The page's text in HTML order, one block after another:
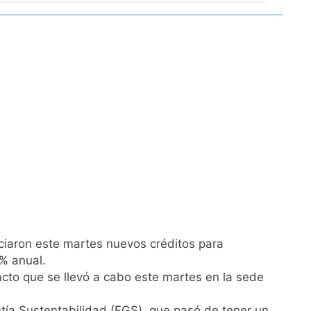
Moyano
el proyecto a comisión
este martes nuevos créditos para
anual.
que se llevó a cabo este martes en la sede